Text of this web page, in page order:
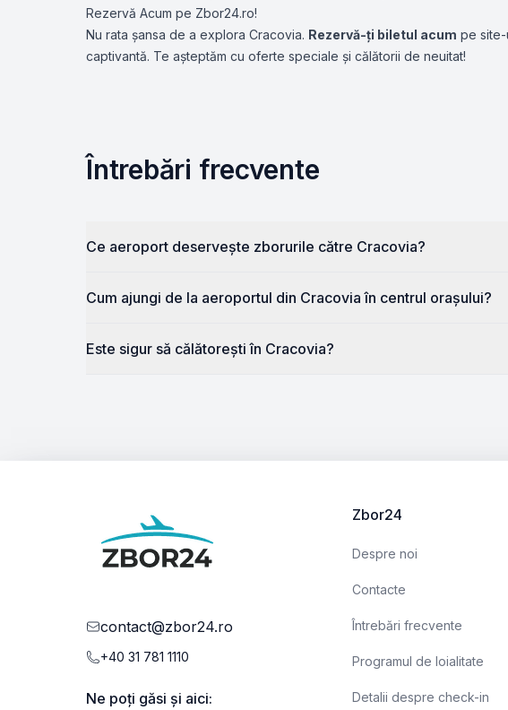
Rezervă Acum pe Zbor24.ro!
Nu rata șansa de a explora Cracovia. Rezervă-ți biletul acum pe
captivantă. Te așteptăm cu oferte speciale și călătorii de neuitat!
Întrebări frecvente
Ce aeroport deservește zborurile către Cracovia?
Cum ajungi de la aeroportul din Cracovia în centrul orașului?
Este sigur să călătorești în Cracovia?
contact@zbor24.ro
+40 31 781 1110
Ne poți găsi și aici:
Zbor24
Despre noi
Contacte
Întrebări frecvente
Programul de loialitate
Detalii despre check-in